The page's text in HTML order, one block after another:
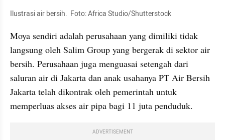
Ilustrasi air bersih.  Foto: Africa Studio/Shutterstock
Moya sendiri adalah perusahaan yang dimiliki tidak
langsung oleh Salim Group yang bergerak di sektor air
bersih. Perusahaan juga menguasai setengah dari
saluran air di Jakarta dan anak usahanya PT Air Bersih
Jakarta telah dikontrak oleh pemerintah untuk
memperluas akses air pipa bagi 11 juta penduduk.
ADVERTISEMENT